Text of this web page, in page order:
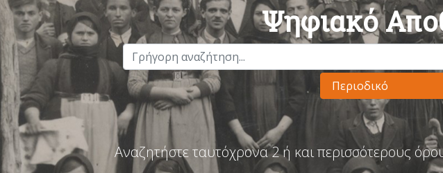
Ψηφιακό
Αναζητήστε ταυτόχρονα 2 ή και περισσότερους